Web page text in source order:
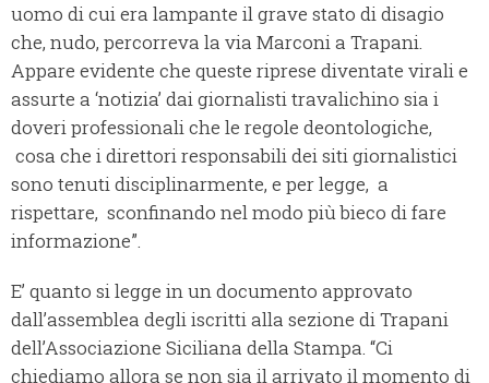
uomo di cui era lampante il grave stato di disagio
che, nudo, percorreva la via Marconi a Trapani.
Appare evidente che queste riprese diventate virali e
assurte a ‘notizia’ dai giornalisti travalichino sia i
doveri professionali che le regole deontologiche,
cosa che i direttori responsabili dei siti giornalistici
sono tenuti disciplinarmente, e per legge, a
rispettare, sconfinando nel modo più bieco di fare
informazione”.
E’ quanto si legge in un documento approvato
dall’assemblea degli iscritti alla sezione di Trapani
dell’Associazione Siciliana della Stampa. “Ci
chiediamo allora se non sia il arrivato il momento di